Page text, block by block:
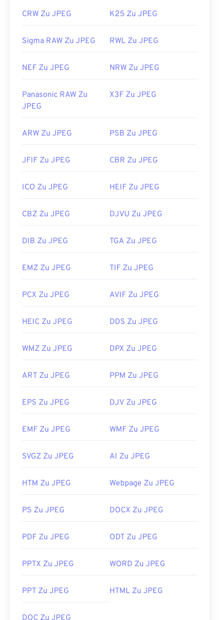
CRW Zu JPEG K25 Zu JPEG
Sigma RAW Zu JPEG RWL Zu JPEG
NEF Zu JPEG NRW Zu JPEG
Panasonic RAW Zu
JPEG
X3F Zu JPEG
ARW Zu JPEG PSB Zu JPEG
JFIF Zu JPEG CBR Zu JPEG
ICO Zu JPEG HEIF Zu JPEG
CBZ Zu JPEG DJVU Zu JPEG
DIB Zu JPEG TGA Zu JPEG
EMZ Zu JPEG TIF Zu JPEG
PCX Zu JPEG AVIF Zu JPEG
HEIC Zu JPEG DDS Zu JPEG
WMZ Zu JPEG DPX Zu JPEG
ART Zu JPEG PPM Zu JPEG
EPS Zu JPEG DJV Zu JPEG
EMF Zu JPEG WMF Zu JPEG
SVGZ Zu JPEG AI Zu JPEG
HTM Zu JPEG Webpage Zu JPEG
PS Zu JPEG DOCX Zu JPEG
PDF Zu JPEG ODT Zu JPEG
PPTX Zu JPEG WORD Zu JPEG
PPT Zu JPEG HTML Zu JPEG